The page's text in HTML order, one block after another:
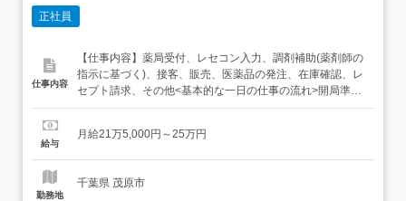
正社員
仕事内容
【仕事内容】薬局受付、レセコン入力、調剤補助(薬剤師の
指示に基づく)、接客、販売、医薬品の発注、在庫確認、レ
セプト請求、その他<基本的な一日の仕事の流れ>開局準備
(機器立ち上げ、クリンリネス)→処方せん受付・入力・調
接客、レセプト請求、処方箋再チェック等<勤務区分>ナシ
給与
月給21万5,000円～25万円
勤務地
千葉県 茂原市